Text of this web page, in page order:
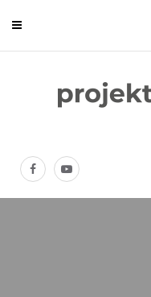
Chcesz być na
prześlemy